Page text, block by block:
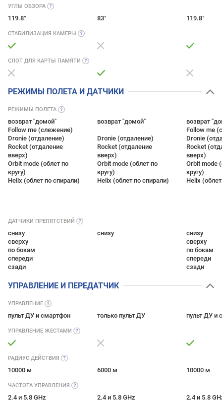
УГЛЫ ОБЗОРА
119.8° 83° 119.8°
СТАБИЛИЗАЦИЯ КАМЕРЫ
СЛОТ ДЛЯ КАРТЫ ПАМЯТИ
РЕЖИМЫ ПОЛЕТА И ДАТЧИКИ
РЕЖИМЫ ПОЛЕТА
возврат "домой"
Follow me (слежение)
Dronie (отдаление)
Rocket (отдаление
вверх)
Orbit mode (облет по
кругу)
Helix (облет по спирали)
возврат "домой"
Dronie (отдаление)
Rocket (отдаление
вверх)
Orbit mode (облет по
кругу)
Helix (облет по спирали)
возврат
Follow me
Dronie
Rocket
вверх)
Orbit mode
кругу)
Helix
ДАТЧИКИ ПРЕПЯТСТВИЙ
снизу
сверху
по бокам
спереди
сзади
снизу
снизу
сверху
по бокам
спереди
сзади
УПРАВЛЕНИЕ И ПЕРЕДАТЧИК
УПРАВЛЕНИЕ
пульт ДУ и смартфон только пульт ДУ пульт ДУ и
УПРАВЛЕНИЕ ЖЕСТАМИ
РАДИУС ДЕЙСТВИЯ
10000 м 6000 м 10000 м
ЧАСТОТА УПРАВЛЕНИЯ
2.4 и 5.8 GHz 2.4 и 5.8 GHz 2.4 и 5.8